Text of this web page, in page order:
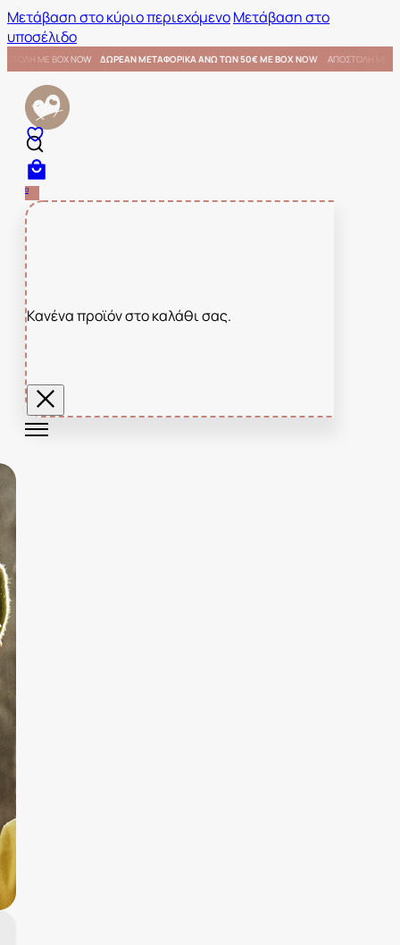
Μετάβαση στο κύριο περιεχόμενοΜετάβαση στο
υποσέλιδο
BOX NOW ΑΠΟΣΤΟΛΗ ΜΕ BOX NOW ΔΩΡΕΑΝ ΜΕΤΑΦΟΡΙΚΑ ΑΝΩ ΤΩΝ 50€ ΜΕ BOX NOW
0
Κανένα προϊόν στο καλάθι σας.